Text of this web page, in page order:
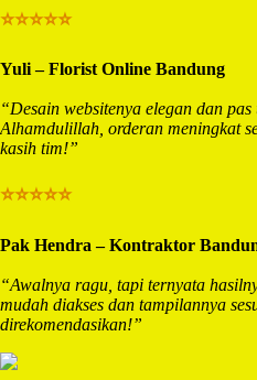
⭐⭐⭐⭐⭐
Yuli – Florist Online Bandung
“Desain websitenya elegan dan
Alhamdulillah, orderan meningkat
kasih tim!”
⭐⭐⭐⭐⭐
Pak Hendra – Kontraktor
“Awalnya ragu, tapi ternyata
mudah diakses dan tampilannya
direkomendasikan!”